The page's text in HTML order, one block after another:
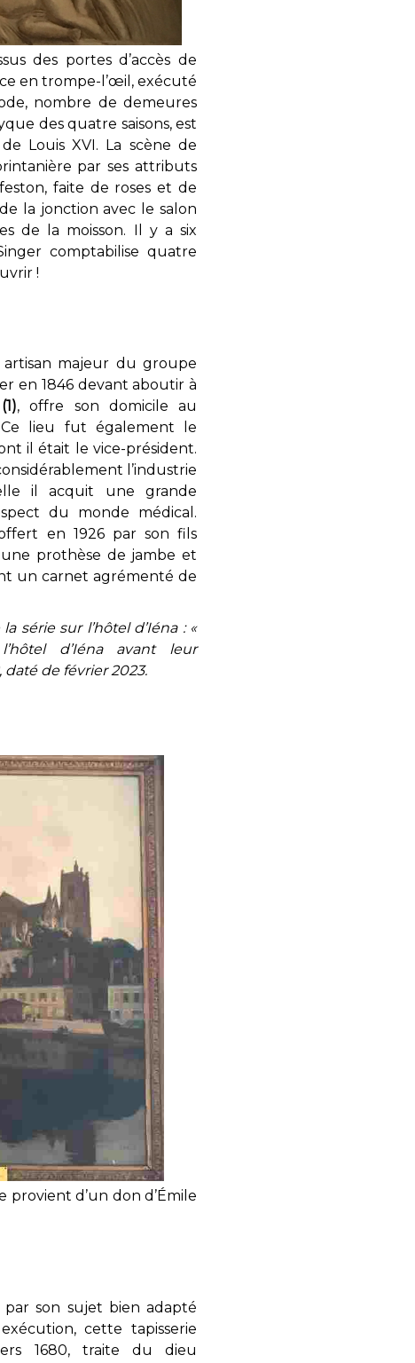
des portes d’accès de
en trompe-l’œil, exécuté
nombre de demeures
des quatre saisons, est
Louis XVI. La scène de
par ses attributs
faite de roses et de
la jonction avec le salon
de la moisson. Il y a six
comptabilise quatre
!
artisan majeur du groupe
en 1846 devant aboutir à
(1), offre son domicile au
Ce lieu fut également le
il était le vice-président.
l’industrie
il acquit une grande
du monde médical.
en 1926 par son fils
prothèse de jambe et
un carnet agrémenté de
série sur l’hôtel d’Iéna : «
d’Iéna avant leur
daté de février 2023.
provient d’un don d’Émile
par son sujet bien adapté
cette tapisserie
1680, traite du dieu